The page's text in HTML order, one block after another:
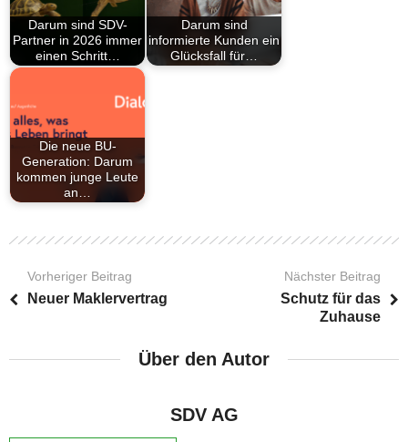
Darum sind SDV-
Partner in 2026 immer
einen Schritt…
Darum sind
informierte Kunden ein
Glücksfall für…
Die neue BU-
Generation: Darum
kommen junge Leute
an…
Vorheriger Beitrag
Neuer Maklervertrag
Nächster Beitrag
Schutz für das
Zuhause
Über den Autor
SDV AG